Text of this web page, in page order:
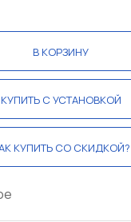
В КОРЗИНУ
КУПИТЬ С УСТАНОВКОЙ
КУПИТЬ СО СКИДКОЙ?